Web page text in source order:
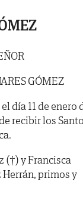
GÓMEZ
día 11 de enero
recibir los
(†) y Francisca
primos y